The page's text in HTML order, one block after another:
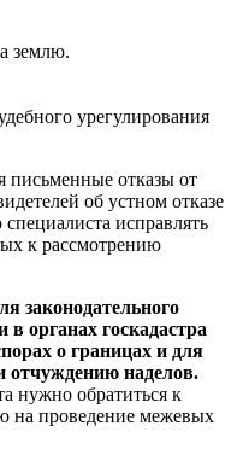
землю.
урегулирования
письменные отказы от
об устном отказе
исправлять
к рассмотрению
законодательного
в органах госкадастра
о границах и для
отчуждению наделов.
нужно обратиться к
на проведение межевых